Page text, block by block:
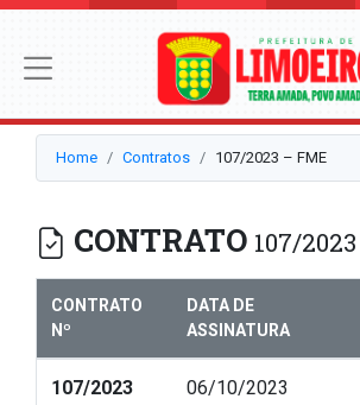
Home Contratos 107/2023 – FME
CONTRATO 107/
CONTRATO
Nº
DATA DE
ASSINATURA
107/2023 06/10/2023